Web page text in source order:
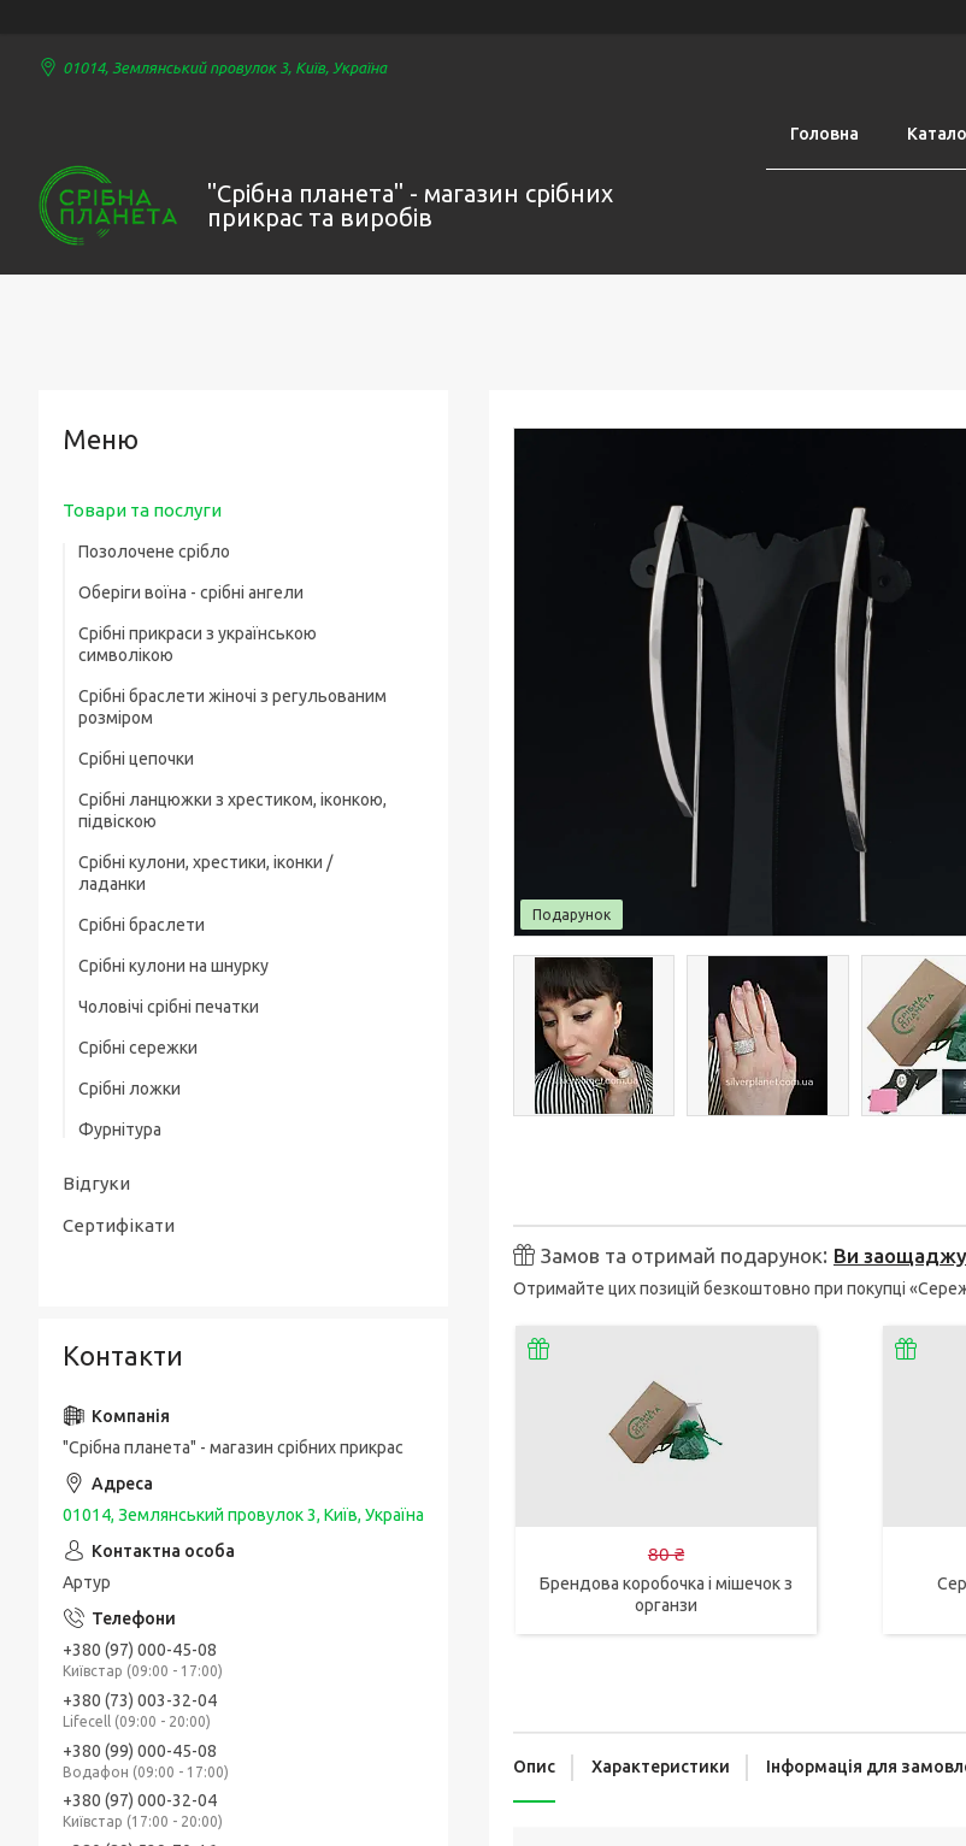
01014, Землянський провулок 3, Київ, Україна
"Срібна планета" - магазин срібних
прикрас та виробів
Головна
Подарунок
Замов та отримай подарунок Ви
Отримайте цих позицій безкоштовно при покупці
80 ₴
Брендова коробочка і мішечок з
органзи
Опис Характеристики Інформація для
Товари та послуги
Позолочене срібло
Оберіги воїна - срібні ангели
Срібні прикраси з українською
символікою
Срібні браслети жіночі з регульованим
розміром
Срібні цепочки
Чоловічі срібні цепочки
Ювелірний шнурок зі срібним замком
Жіночі цепочки срібні
Товсті срібні ланцюжки
Дитячі срібні цепочки
Срібні ланцюжки з хрестиком, іконкою,
підвіскою
Срібні цепочки з хрестиком
чи іконкою (ладанкою)
Срібні ланцюжки з кулонами / підвісками
Срібні кулони, хрестики, іконки /
ладанки
Срібні хрестики
Срібні підвіски
Срібні іконки / ладанки
Срібні браслети
Чоловічі срібні браслети
Жіночі срібні браслети
Позолочені срібні браслети
Товсті срібні браслети
Чоловічі срібні браслети з золотом
Шовкові браслети з срібними вставками
Срібні кулони на шнурку
Чоловічі срібні печатки
Чоловічі срібні печатки з чорним
золотою накладкою
Срібні каблучки спаси і збережи
Срібні сережки
Срібні ложки
Фурнітура
Відгуки
Сертифікати
Контакти
"Срібна планета" - магазин срібних прикрас
01014, Землянський провулок 3, Київ, Україна
Артур
+380 (97) 000-45-08
Київстар (09:00 - 17:00)
+380 (73) 003-32-04
Lifecell (09:00 - 20:00)
+380 (99) 000-45-08
Водафон (09:00 - 17:00)
+380 (97) 000-32-04
Київстар (17:00 - 20:00)